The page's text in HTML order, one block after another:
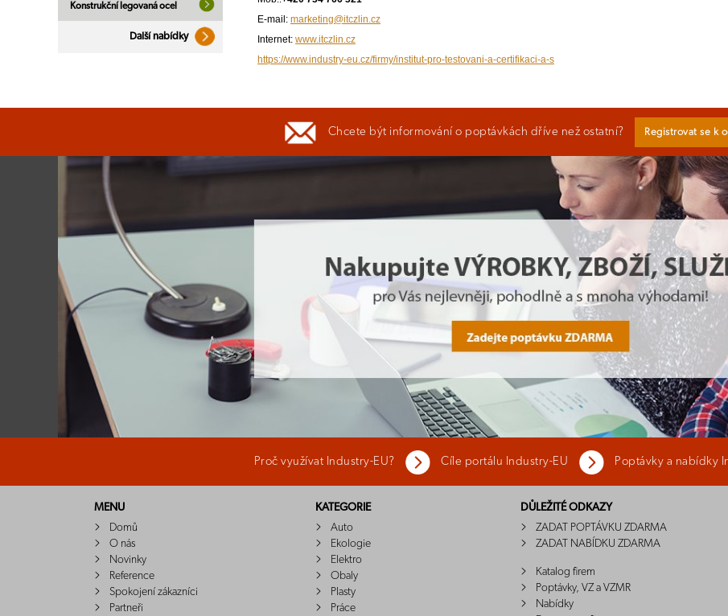
Konstrukční legovaná ocel
Další nabídky
E-mail: marketing@itczlin.cz
Internet: www.itczlin.cz
https://www.industry-eu.cz/firmy/institut-pro-testovani-a-certifikaci-a-s
Chcete být informování o poptávkách dříve než ostatní? Registrovat se k
Proč využívat Industry-EU? Cíle portálu Industry-EU Poptávky a nabídky
MENU
Domů
O nás
Novinky
Reference
Spokojení zákazníci
Partneři
KATEGORIE
Auto
Ekologie
Elektro
Obaly
Plasty
Práce
DŮLEŽITÉ ODKAZY
ZADAT POPTÁVKU ZDARMA
ZADAT NABÍDKU ZDARMA
Katalog firem
Poptávky, VZ a VZMR
Nabídky